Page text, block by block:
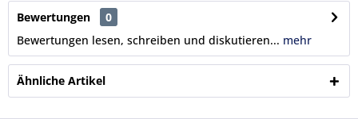
Bewertungen
0
Bewertungen lesen, schreiben und diskutieren... mehr
Ähnliche Artikel